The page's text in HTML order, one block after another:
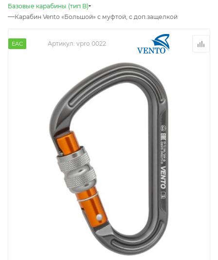
Базовые карабины (тип B)
—Карабин Vento «Большой» с муфтой, с доп.защелкой
EAC Артикул: vpro 0022